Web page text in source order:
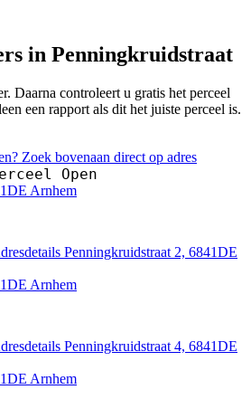
in Penningkruidstraat
Daarna controleert u gratis het perceel
een rapport als dit het juiste perceel is.
Zoek bovenaan direct op adres
Open
Arnhem
Penningkruidstraat 2, 6841DE
Arnhem
Penningkruidstraat 4, 6841DE
Arnhem